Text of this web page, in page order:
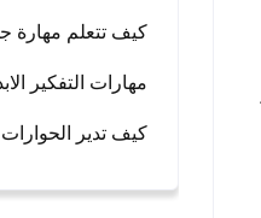
كيف تتعلم مهارة
مهارات التفكير
كيف تدير